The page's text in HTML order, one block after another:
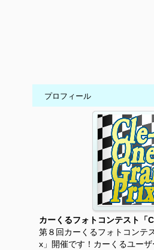
プロフィール
カーくるフォトコンテスト「
第８回カーくるフォトコンテ
x」開催です！カーくるユー